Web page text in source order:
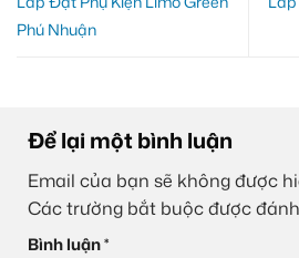
Phú Nhuận
Để lại một bình luận
Email của bạn sẽ không được
Các trường bắt buộc được
Bình luận*